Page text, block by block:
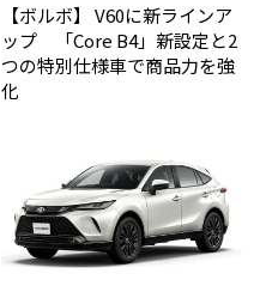
【ボルボ】 V60に新ラインア
ップ 「Core B4」新設定と2
つの特別仕様車で商品力を強
化